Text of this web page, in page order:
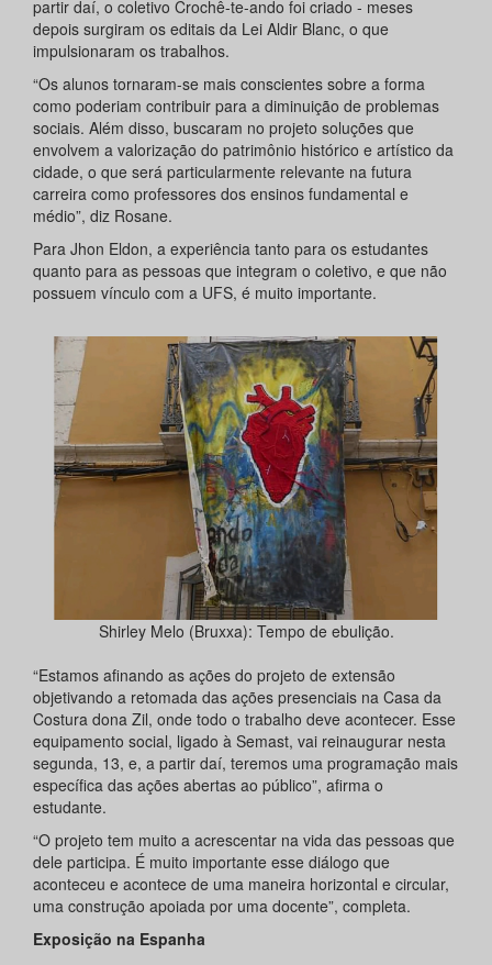
partir daí, o coletivo Crochê-te-ando foi criado - meses
depois surgiram os editais da Lei Aldir Blanc, o que
impulsionaram os trabalhos.
“Os alunos tornaram-se mais conscientes sobre a forma
como poderiam contribuir para a diminuição de problemas
sociais. Além disso, buscaram no projeto soluções que
envolvem a valorização do patrimônio histórico e artístico da
cidade, o que será particularmente relevante na futura
carreira como professores dos ensinos fundamental e
médio”, diz Rosane.
Para Jhon Eldon, a experiência tanto para os estudantes
quanto para as pessoas que integram o coletivo, e que não
possuem vínculo com a UFS, é muito importante.
Shirley Melo (Bruxxa): Tempo de ebulição.
“Estamos afinando as ações do projeto de extensão
objetivando a retomada das ações presenciais na Casa da
Costura dona Zil, onde todo o trabalho deve acontecer. Esse
equipamento social, ligado à Semast, vai reinaugurar nesta
segunda, 13, e, a partir daí, teremos uma programação mais
específica das ações abertas ao público”, afirma o
estudante.
“O projeto tem muito a acrescentar na vida das pessoas que
dele participa. É muito importante esse diálogo que
aconteceu e acontece de uma maneira horizontal e circular,
uma construção apoiada por uma docente”, completa.
Exposição na Espanha